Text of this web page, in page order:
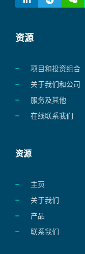
资源
项目和投资组合
关于我们和公司
服务及其他
在线联系我们
资源
主页
关于我们
产品
联系我们